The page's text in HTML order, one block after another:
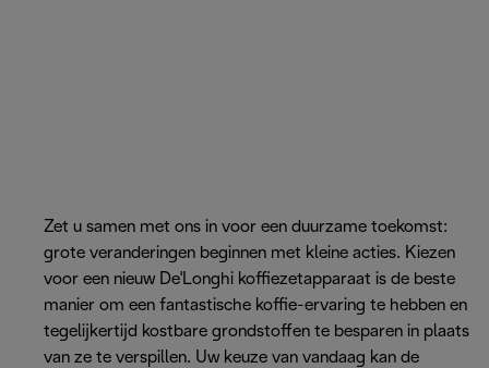
Zet u samen met ons in voor een duurzame toekomst:
grote veranderingen beginnen met kleine acties. Kiezen
voor een nieuw De'Longhi koffiezetapparaat is de beste
manier om een fantastische koffie-ervaring te hebben en
tegelijkertijd kostbare grondstoffen te besparen in plaats
van ze te verspillen. Uw keuze van vandaag kan de